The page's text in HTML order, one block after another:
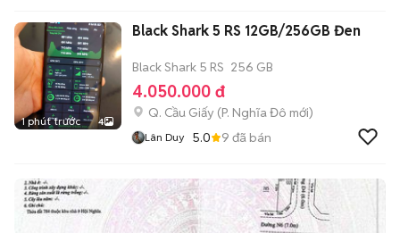
1 phút trước 4
Black Shark 5 RS 12GB/256GB Đen
Black Shark 5 RS 256 GB
4.050.000 đ
Q. Cầu Giấy (P. Nghĩa Đô mới)
Lân Duy 5.0 9 đã bán